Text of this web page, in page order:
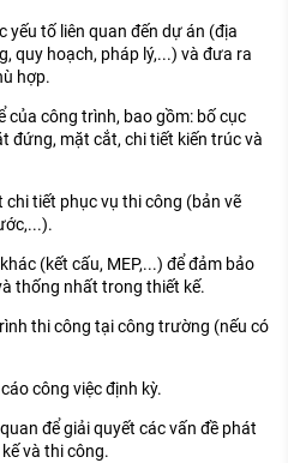
ĐỘI NGŨ
yếu tố liên quan đến dự án (địa
quy hoạch, pháp lý,...) và đưa ra
hợp.
của công trình, bao gồm: bố cục
đứng, mặt cắt, chi tiết kiến trúc và
chi tiết phục vụ thi công (bản vẽ
(kết cấu, MEP,...) để đảm bảo
thống nhất trong thiết kế.
thi công tại công trường (nếu có
công việc định kỳ.
để giải quyết các vấn đề phát
và thi công.